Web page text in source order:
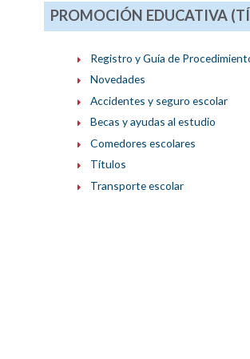
PROMOCIÓN EDUCATIVA
Registro y Guía de
Novedades
Accidentes y seguro escolar
Becas y ayudas al estudio
Comedores escolares
Títulos
Transporte escolar